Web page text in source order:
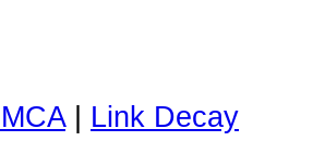
| Link Decay